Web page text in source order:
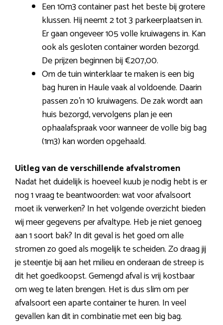
Een 10m3 container past het beste bij grotere
klussen. Hij neemt 2 tot 3 parkeerplaatsen in.
Er gaan ongeveer 105 volle kruiwagens in. Kan
ook als gesloten container worden bezorgd.
De prijzen beginnen bij €207,00.
Om de tuin winterklaar te maken is een big
bag huren in Haule vaak al voldoende. Daarin
passen zo’n 10 kruiwagens. De zak wordt aan
huis bezorgd, vervolgens plan je een
ophaalafspraak voor wanneer de volle big bag
(1m3) kan worden opgehaald.
Uitleg van de verschillende afvalstromen
Nadat het duidelijk is hoeveel kuub je nodig hebt is er
nog 1 vraag te beantwoorden: wat voor afvalsoort
moet ik verwerken? In het volgende overzicht bieden
wij meer gegevens per afvaltype. Heb je niet genoeg
aan 1 soort bak? In dit geval is het goed om alle
stromen zo goed als mogelijk te scheiden. Zo draag jij
je steentje bij aan het milieu en onderaan de streep is
dit het goedkoopst. Gemengd afval is vrij kostbaar
om weg te laten brengen. Het is dus slim om per
afvalsoort een aparte container te huren. In veel
gevallen kan dit in combinatie met een big bag.